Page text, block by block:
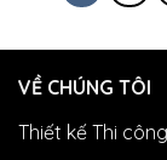
VỀ CHÚNG TÔI
Thiết kế Thi